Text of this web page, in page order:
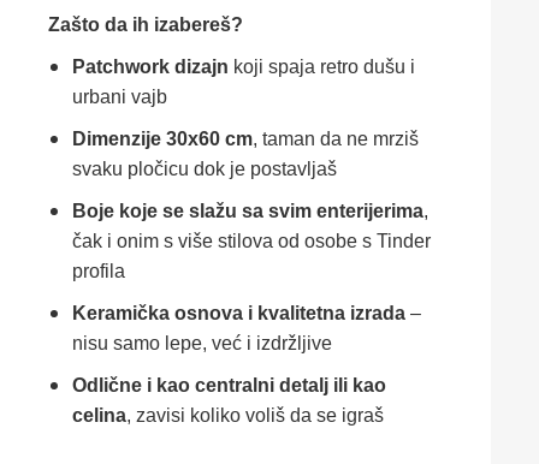
Zašto da ih izabereš?
Patchwork dizajn koji spaja retro dušu i
urbani vajb
Dimenzije 30x60 cm, taman da ne mrziš
svaku pločicu dok je postavljaš
Boje koje se slažu sa svim enterijerima,
čak i onim s više stilova od osobe s Tinder
profila
Keramička osnova i kvalitetna izrada –
nisu samo lepe, već i izdržljive
Odlične i kao centralni detalj ili kao
celina, zavisi koliko voliš da se igraš